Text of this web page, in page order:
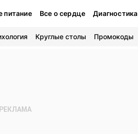
питание Все о сердце Диагностика
Круглые столы Промокоды